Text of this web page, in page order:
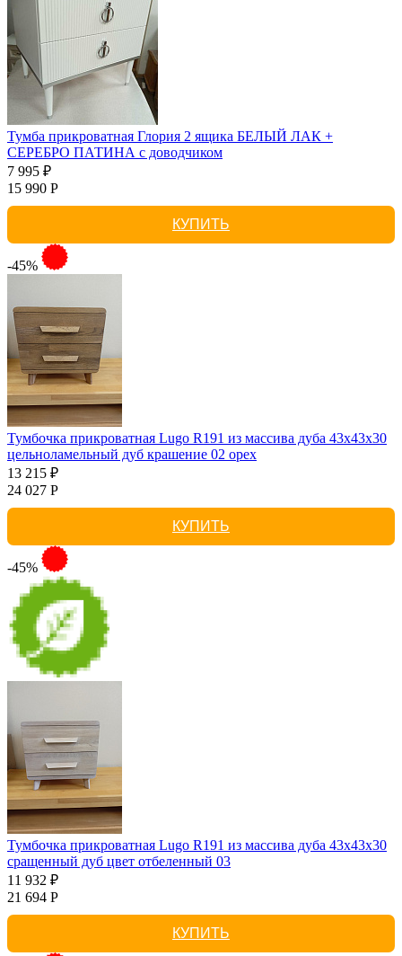
Тумба прикроватная Глория 2 ящика БЕЛЫЙ ЛАК +
СЕРЕБРО ПАТИНА с доводчиком
7 995 ₽
15 990 Р
КУПИТЬ
-45%
Тумбочка прикроватная Lugo R191 из массива дуба 43х43х30
цельноламельный дуб крашение 02 орех
13 215 ₽
24 027 Р
КУПИТЬ
-45%
Тумбочка прикроватная Lugo R191 из массива дуба 43х43х30
сращенный дуб цвет отбеленный 03
11 932 ₽
21 694 Р
КУПИТЬ